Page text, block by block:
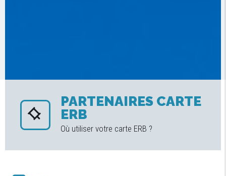
PARTENAIRES CARTE
ERB
Où utiliser votre carte ERB ?